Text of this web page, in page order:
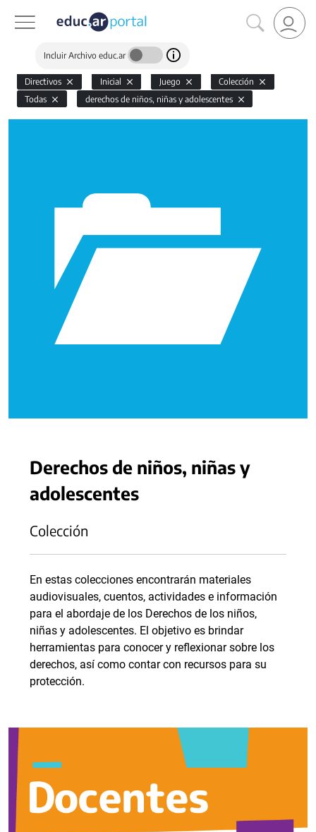
Incluir Archivo educ.ar
Directivos Inicial Juego
Colección
Todas
derechos de niños, niñas y adolescentes
Derechos de niños, niñas y
adolescentes
Colección
En estas colecciones encontrarán materiales
audiovisuales, cuentos, actividades e información
para el abordaje de los Derechos de los niños,
niñas y adolescentes. El objetivo es brindar
herramientas para conocer y reflexionar sobre los
derechos, así como contar con recursos para su
protección.